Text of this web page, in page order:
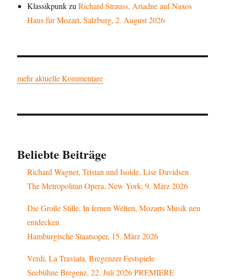
KlassikpunkzuRichard Strauss, Ariadne auf Naxos
Haus für Mozart, Salzburg, 2. August 2026
mehr aktuelle Kommentare
Beliebte Beiträge
Richard Wagner, Tristan und Isolde, Lise Davidsen
The Metropolitan Opera, New York, 9. März 2026
Die Große Stille, In fernen Welten, Mozarts Musik neu
entdecken
Hamburgische Staatsoper, 15. März 2026
Verdi, La Traviata, Bregenzer Festspiele
Seebühne Bregenz, 22. Juli 2026 PREMIERE